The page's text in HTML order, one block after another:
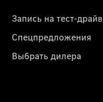
Запись на тест-драйв
Спецпредложения
Выбрать дилера